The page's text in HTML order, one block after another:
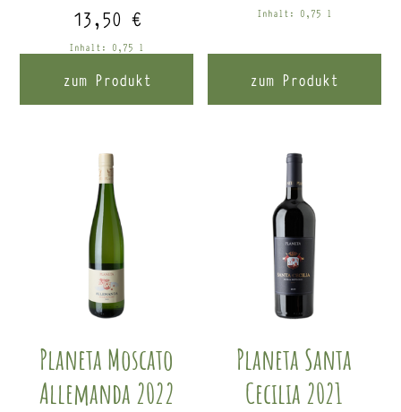
13,50 €
Inhalt: 0,75 l
zum Produkt
Inhalt: 0,75 l
zum Produkt
Planeta Moscato
Allemanda 2022
Planeta Santa
Cecilia 2021